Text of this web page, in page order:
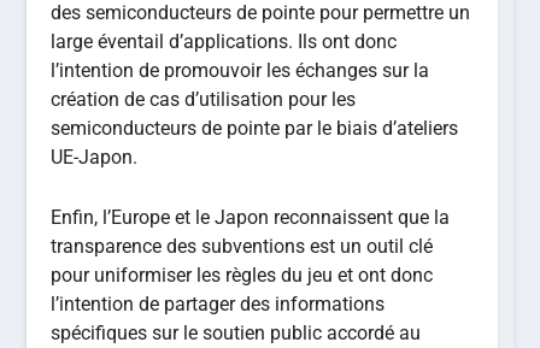
des semiconducteurs de pointe pour permettre un
large éventail d’applications. Ils ont donc
l’intention de promouvoir les échanges sur la
création de cas d’utilisation pour les
semiconducteurs de pointe par le biais d’ateliers
UE-Japon.
Enfin, l’Europe et le Japon reconnaissent que la
transparence des subventions est un outil clé
pour uniformiser les règles du jeu et ont donc
l’intention de partager des informations
spécifiques sur le soutien public accordé au